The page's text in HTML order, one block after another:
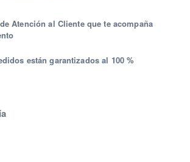
Atención al Cliente que te acompaña
están garantizados al 100 %